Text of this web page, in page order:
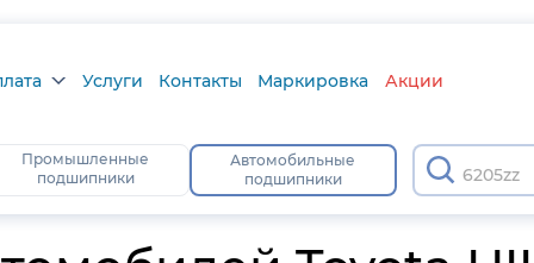
Услуги Контакты Маркировка Акции
Промышленные
подшипники
Автомобильные
подшипники
620